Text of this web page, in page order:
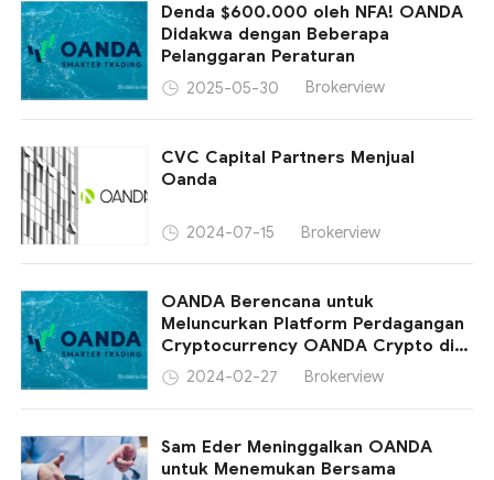
Denda $600.000 oleh NFA! OANDA
Didakwa dengan Beberapa
Pelanggaran Peraturan
2025-05-30 Brokerview
CVC Capital Partners Menjual
Oanda
2024-07-15 Brokerview
OANDA Berencana untuk
Meluncurkan Platform Perdagangan
Cryptocurrency OANDA Crypto di
Inggris
2024-02-27 Brokerview
Sam Eder Meninggalkan OANDA
untuk Menemukan Bersama